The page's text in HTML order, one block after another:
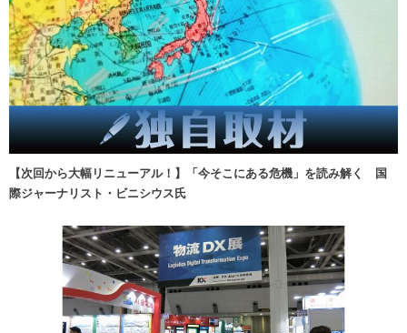
【次回から大幅リニューアル！】「今そこにある危機」を読み解く 国
際ジャーナリスト・ビニシウス氏